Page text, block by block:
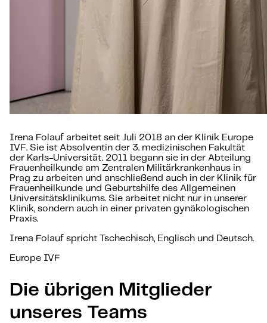
Irena Folauf arbeitet seit Juli 2018 an der Klinik Europe
IVF. Sie ist Absolventin der 3. medizinischen Fakultät
der Karls-Universität. 2011 begann sie in der Abteilung
Frauenheilkunde am Zentralen Militärkrankenhaus in
Prag zu arbeiten und anschließend auch in der Klinik für
Frauenheilkunde und Geburtshilfe des Allgemeinen
Universitätsklinikums. Sie arbeitet nicht nur in unserer
Klinik, sondern auch in einer privaten gynäkologischen
Praxis.
Irena Folauf spricht Tschechisch, Englisch und Deutsch.
Europe IVF
Die übrigen Mitglieder
unseres Teams